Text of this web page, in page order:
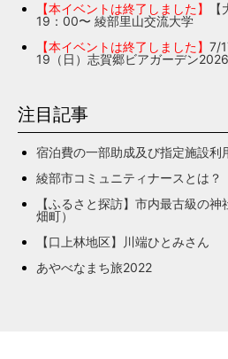
【本イベントは終了しました】
19：00〜 綾部里山交流大学
【本イベントは終了しました】 7/
19（日）志賀郷ビアガーデン2026
注目記事
宿泊費の一部助成及び指定施設利
綾部市コミュニティナースとは？
【ふるさと探訪】市内最古級の
畑町）
【口上林地区】川端ひとみさん
あやべなまち旅2022